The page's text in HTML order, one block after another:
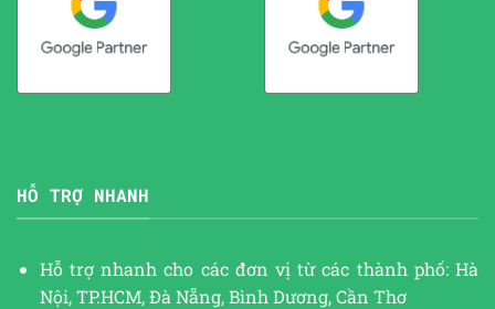
HỖ TRỢ NHANH
Hỗ trợ nhanh cho các đơn vị từ các thành phố: Hà
Nội, TP.HCM, Đà Nẵng, Bình Dương, Cần Thơ